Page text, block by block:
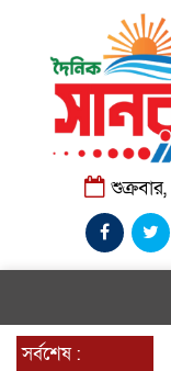
সর্বশেষ :